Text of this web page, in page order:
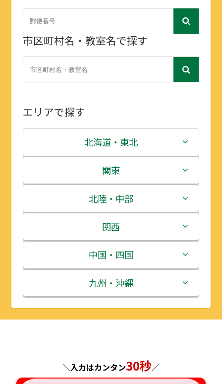
市区町村名・教室名で探す
エリアで探す
北海道・東北
北海道
青森県
岩手県
宮城県
秋田県
山形県
関東
茨城県
栃木県
群馬県
埼玉県
千葉県
神奈川県
北陸・中部
新潟県
富山県
石川県
福井県
長野県
関西
三重県
滋賀県
京都府
兵庫県
中国・四国
鳥取県
島根県
広島県
九州・沖縄
福岡県
長崎県
＼入力はカンタン30秒／